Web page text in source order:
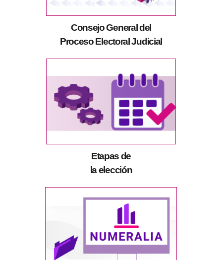
Consejo General del
Proceso Electoral Judicial
Etapas de
la elección